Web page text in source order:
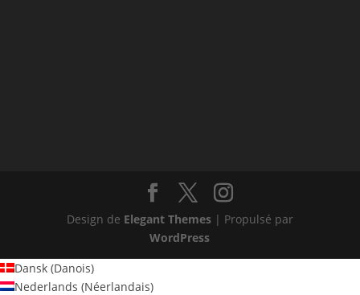
Design de Elegant Themes| Propulsé par
WordPress
Dansk (Danois)
Nederlands (Néerlandais)